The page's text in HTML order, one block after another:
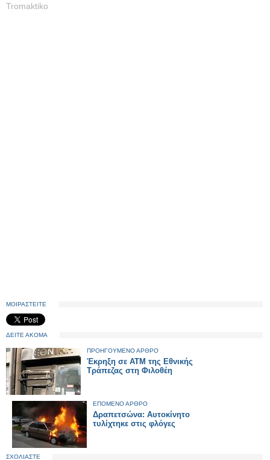
Tromaktiko
ΜΟΙΡΑΣΤΕΙΤΕ
ΔΕΙΤΕ ΑΚΟΜΑ
ΠΡΟΗΓΟΥΜΕΝΟ ΑΡΘΡΟ
Έκρηξη σε ΑΤΜ της Εθνικής
Τράπεζας στη Φιλοθέη
ΕΠΟΜΕΝΟ ΑΡΘΡΟ
Δραπετσώνα: Αυτοκίνητο
τυλίχτηκε στις φλόγες
ΣΧΟΛΙΑΣΤΕ